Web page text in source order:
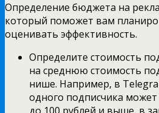
Определение бюджета на
который поможет вам
оценивать эффективность.
Определите стоимость
на среднюю стоимость
нише. Например, в
одного подписчика